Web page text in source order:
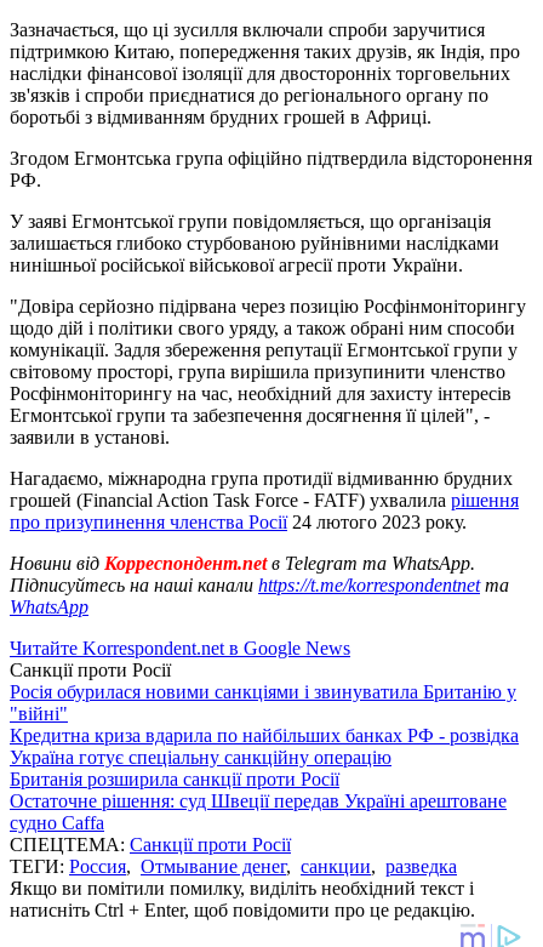
Зазначається, що ці зусилля включали спроби заручитися
підтримкою Китаю, попередження таких друзів, як Індія, про
наслідки фінансової ізоляції для двосторонніх торговельних
зв'язків і спроби приєднатися до регіонального органу по
боротьбі з відмиванням брудних грошей в Африці.
Згодом Егмонтська група офіційно підтвердила відсторонення
РФ.
У заяві Егмонтської групи повідомляється, що організація
залишається глибоко стурбованою руйнівними наслідками
нинішньої російської військової агресії проти України.
"Довіра серйозно підірвана через позицію Росфінмоніторингу
щодо дій і політики свого уряду, а також обрані ним способи
комунікації. Задля збереження репутації Егмонтської групи у
світовому просторі, група вирішила призупинити членство
Росфінмоніторингу на час, необхідний для захисту інтересів
Егмонтської групи та забезпечення досягнення її цілей", -
заявили в установі.
Нагадаємо, міжнародна група протидії відмиванню брудних
грошей (Financial Action Task Force - FATF) ухвалила рішення
про призупинення членства Росії24 лютого 2023 року.
Новини від Корреспондент.netв Telegram та WhatsApp.
Підписуйтесь на наші канали https://t.me/korrespondentnetта
WhatsApp
Читайте Korrespondent.net в Google News
Санкції проти Росії
Росія обурилася новими санкціями і звинуватила Британію у
"війні"
Кредитна криза вдарила по найбільших банках РФ - розвідка
Україна готує спеціальну санкційну операцію
Британія розширила санкції проти Росії
Остаточне рішення: суд Швеції передав Україні арештоване
судно Caffa
СПЕЦТЕМА: Санкції проти Росії
ТЕГИ: Россия, Отмывание денег, санкции, разведка
Якщо ви помітили помилку, виділіть необхідний текст і
натисніть Ctrl + Enter, щоб повідомити про це редакцію.